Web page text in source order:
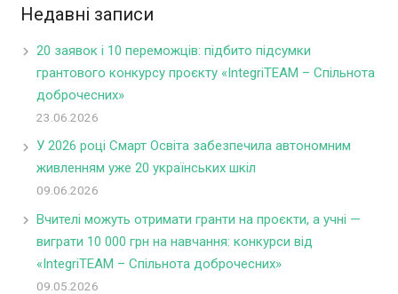
Недавні записи
20 заявок і 10 переможців: підбито підсумки
грантового конкурсу проєкту «IntegriTEAM – Спільнота
доброчесних»
23.06.2026
У 2026 році Смарт Освіта забезпечила автономним
живленням уже 20 українських шкіл
09.06.2026
Вчителі можуть отримати гранти на проєкти, а учні —
виграти 10 000 грн на навчання: конкурси від
«IntegriTEAM – Спільнота доброчесних»
09.05.2026